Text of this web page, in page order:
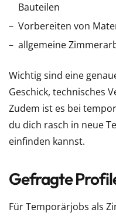
Bauteilen
Vorbereiten von
allgemeine
Wichtig sind eine
Geschick, technisches
Zudem ist es bei
du dich rasch in neue
einfinden kannst.
Gefragte
Für Temporärjobs als